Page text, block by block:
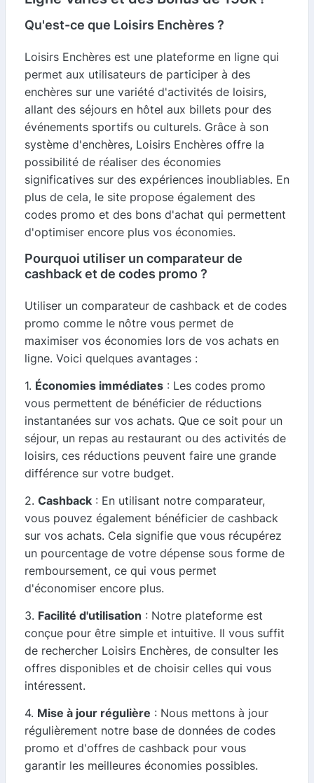
Qu'est-ce que Loisirs Enchères ?
Loisirs Enchères est une plateforme en ligne qui
permet aux utilisateurs de participer à des
enchères sur une variété d'activités de loisirs,
allant des séjours en hôtel aux billets pour des
événements sportifs ou culturels. Grâce à son
système d'enchères, Loisirs Enchères offre la
possibilité de réaliser des économies
significatives sur des expériences inoubliables. En
plus de cela, le site propose également des
codes promo et des bons d'achat qui permettent
d'optimiser encore plus vos économies.
Pourquoi utiliser un comparateur de
cashback et de codes promo ?
Utiliser un comparateur de cashback et de codes
promo comme le nôtre vous permet de
maximiser vos économies lors de vos achats en
ligne. Voici quelques avantages :
1. Économies immédiates : Les codes promo
vous permettent de bénéficier de réductions
instantanées sur vos achats. Que ce soit pour un
séjour, un repas au restaurant ou des activités de
loisirs, ces réductions peuvent faire une grande
différence sur votre budget.
2. Cashback : En utilisant notre comparateur,
vous pouvez également bénéficier de cashback
sur vos achats. Cela signifie que vous récupérez
un pourcentage de votre dépense sous forme de
remboursement, ce qui vous permet
d'économiser encore plus.
3. Facilité d'utilisation : Notre plateforme est
conçue pour être simple et intuitive. Il vous suffit
de rechercher Loisirs Enchères, de consulter les
offres disponibles et de choisir celles qui vous
intéressent.
4. Mise à jour régulière : Nous mettons à jour
régulièrement notre base de données de codes
promo et d'offres de cashback pour vous
garantir les meilleures économies possibles.